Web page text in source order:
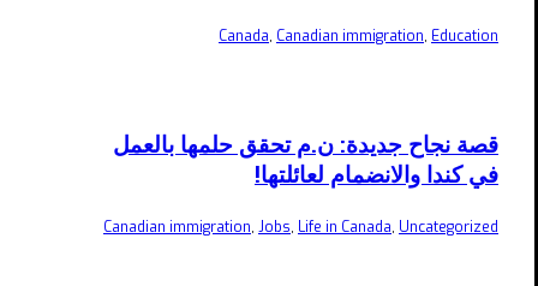
Canada, Canadian immigration, Education
قصة نجاح جديدة: ن.م تحقق حلمها بالعمل
في كندا والانضمام لعائلتها!
Canadian immigration, Jobs, Life in Canada, Uncategorized